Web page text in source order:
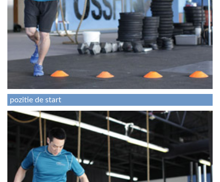
pozitie de start